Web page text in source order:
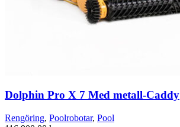
Dolphin Pro X 7 Med metall-Caddy
Rengöring, Poolrobotar, Pool